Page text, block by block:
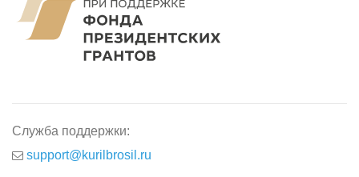
Служба поддержки:
support@kurilbrosil.ru